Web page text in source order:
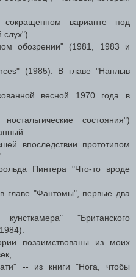
варианте под
слух")
обозрении" (1981, 1983 и
(1985). В главе "Наплыв
весной 1970 года в
состояния")
впоследствии прототипом
Пинтера "Что-то вроде
главе "Фантомы", первые два
"Британского
позаимствованы из моих
-- из книги "Нога, чтобы